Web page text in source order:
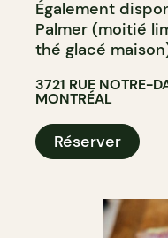
Également
Palmer (moitié
thé glacé
3721 RUE NOTRE-
MONTRÉAL
Réserver